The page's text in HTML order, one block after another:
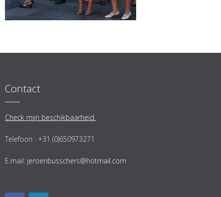
Contact
Check mijn beschikbaarheid.
Telefoon : +31 (0)650973271
E.mail: jeroenbusschers@hotmail.com